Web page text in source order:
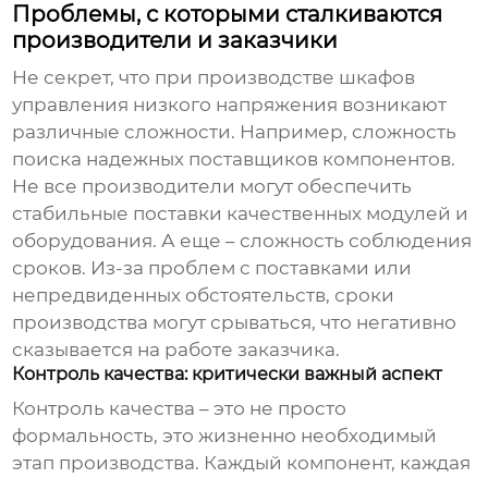
Проблемы, с которыми сталкиваются
производители и заказчики
Не секрет, что при производстве шкафов
управления низкого напряжения возникают
различные сложности. Например, сложность
поиска надежных поставщиков компонентов.
Не все производители могут обеспечить
стабильные поставки качественных модулей и
оборудования. А еще – сложность соблюдения
сроков. Из-за проблем с поставками или
непредвиденных обстоятельств, сроки
производства могут срываться, что негативно
сказывается на работе заказчика.
Контроль качества: критически важный аспект
Контроль качества – это не просто
формальность, это жизненно необходимый
этап производства. Каждый компонент, каждая